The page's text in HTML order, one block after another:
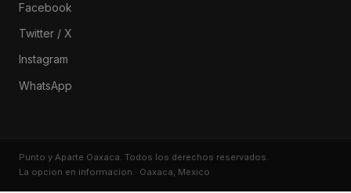
Facebook
Twitter / X
Instagram
WhatsApp
Punto y Aparte Oaxaca. Todos los derechos reservados.
La opcion en informacion · Oaxaca, Mexico